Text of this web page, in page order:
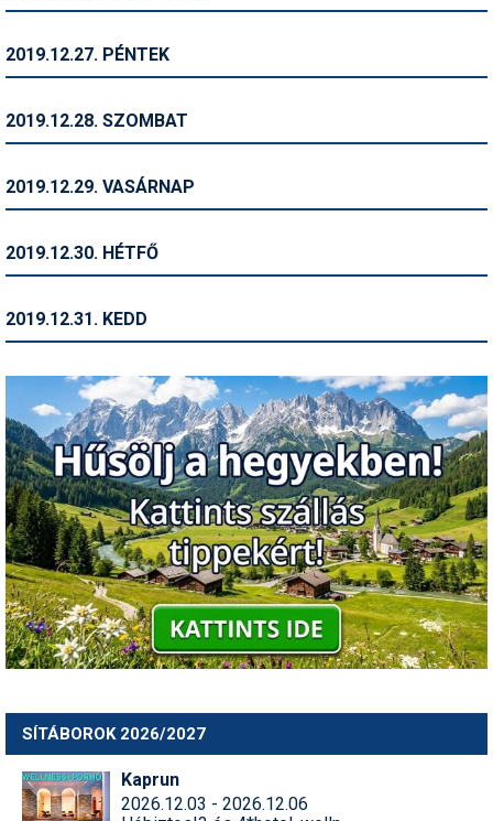
Utazási tippek
2019.12.27. PÉNTEK
2019.12.28. SZOMBAT
2019.12.29. VASÁRNAP
2019.12.30. HÉTFŐ
2019.12.31. KEDD
SÍTÁBOROK 2026/2027
Kaprun
2026.12.03 - 2026.12.06